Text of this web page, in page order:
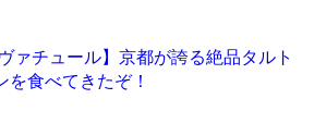
ヴァチュール】京都が誇る絶品タルト
を食べてきたぞ！